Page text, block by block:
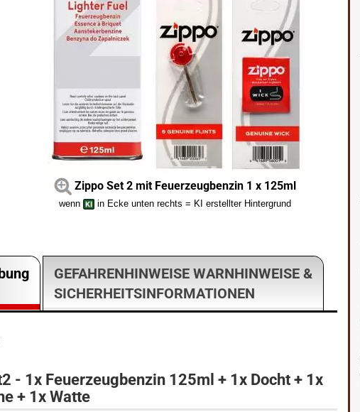
Zippo Set 2 mit Feuerzeugbenzin 1 x 125ml
wenn in Ecke unten rechts = KI erstellter Hintergrund
GEFAHRENHINWEISE WARNHINWEISE &
SICHERHEITSINFORMATIONEN
- 1x Feuerzeugbenzin 125ml + 1x Docht + 1x
+ 1x Watte